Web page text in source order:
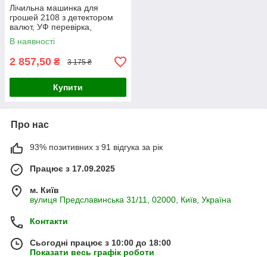
Лічильна машинка для
грошей 2108 з детектором
валют, УФ перевірка,
виносний дисплей
В наявності
2 857,50 ₴ 3 175 ₴
Купити
Про нас
93% позитивних з 91 відгука за рік
Працює з 17.09.2025
м. Київ
вулиця Предславинська 31/11, 02000, Київ, Україна
Контакти
Сьогодні працює з 10:00 до 18:00
Показати весь графік роботи